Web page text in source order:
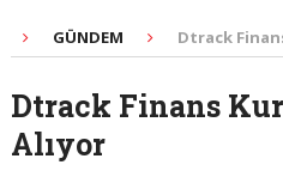
GÜNDEM Dtrack
Dtrack Finans
Alıyor